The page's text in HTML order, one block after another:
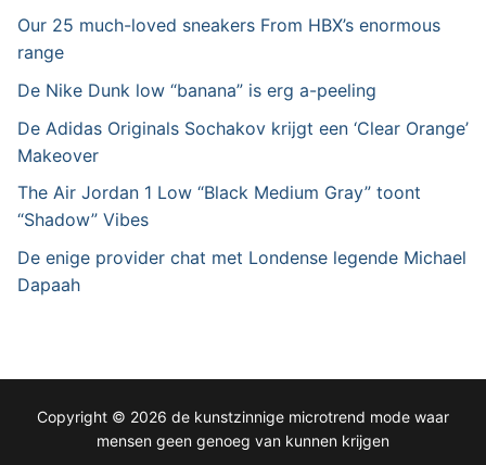
Our 25 much-loved sneakers From HBX’s enormous
range
De Nike Dunk low “banana” is erg a-peeling
De Adidas Originals Sochakov krijgt een ‘Clear Orange’
Makeover
The Air Jordan 1 Low “Black Medium Gray” toont
“Shadow” Vibes
De enige provider chat met Londense legende Michael
Dapaah
Copyright © 2026 de kunstzinnige microtrend mode waar
mensen geen genoeg van kunnen krijgen